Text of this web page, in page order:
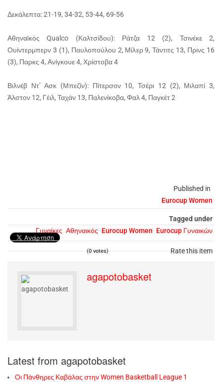
Published in
Eurocup Women
Tagged under
Γυναίκες Αθηναικός Eurocup Women Eurocup Γυναικών
Rate this item
(0 votes)
Δεκάλεπτα: 21-19, 34-32, 53-44, 69-56
Αθηναϊκός Qualco (Καλτσίδου): Ράτζα 12 (2), Τσινέκε 2,
Ουίντερμπερν 3 (1), Παυλοπούλου 2, Μίλερ 9, Τάντιτς 13, Πρινς 16
(3), Παρκς 4, Ανίγκουε 4, Χρίστοβα 4
Βιλνέβ Ντ’ Ασκ (Μπεζίν): Πίτερσον 10, Τσέρι 12 (2), Μιλαπί 3,
Άλστον 12, Γέιλ, Ταχάν 13, Παλενίκοβα, Φαλ 4, Παγκέτ 2
agapotobasket
Latest from agapotobasket
Οι Πάνθηρες Καβάλας στην Women Basketball League 1